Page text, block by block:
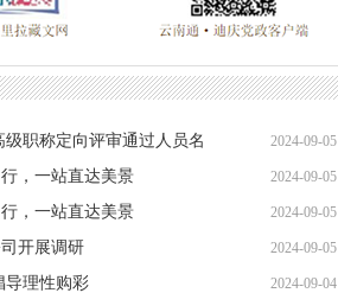
职称定向评审通过人员名
2024-09-05
，一站直达美景 2024-09-05
，一站直达美景 2024-09-05
开展调研 2024-09-05
导理性购彩 2024-09-04